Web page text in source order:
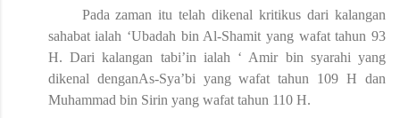
Pada zaman itu telah dikenal kritikus dari kalangan
sahabat ialah ‘Ubadah bin Al-Shamit yang wafat tahun 93
H. Dari kalangan tabi’in ialah ‘ Amir bin syarahi yang
dikenal denganAs-Sya’bi yang wafat tahun 109 H dan
Muhammad bin Sirin yang wafat tahun 110 H.